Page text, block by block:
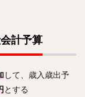
計予算
して、歳入歳出予
とする